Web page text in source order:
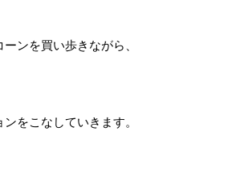
ンを買い歩きながら、
をこなしていきます。